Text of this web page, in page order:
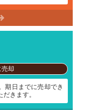
却
期日までに売却でき
きます。